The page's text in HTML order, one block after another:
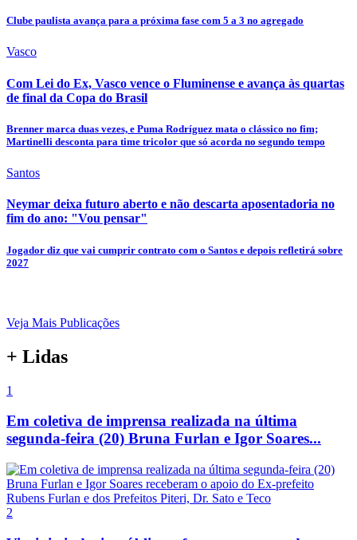
Clube paulista avança para a próxima fase com 5 a 3 no agregado
Vasco
Com Lei do Ex, Vasco vence o Fluminense e avança às quartas
de final da Copa do Brasil
Brenner marca duas vezes, e Puma Rodríguez mata o clássico no fim;
Martinelli desconta para time tricolor que só acorda no segundo tempo
Santos
Neymar deixa futuro aberto e não descarta aposentadoria no
fim do ano: "Vou pensar"
Jogador diz que vai cumprir contrato com o Santos e depois refletirá sobre
2027
Veja Mais Publicações
+ Lidas
1
Em coletiva de imprensa realizada na última
segunda-feira (20) Bruna Furlan e Igor Soares...
2